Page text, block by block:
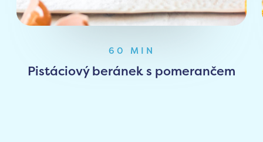
60 MIN
Pistáciový beránek s pomerančem